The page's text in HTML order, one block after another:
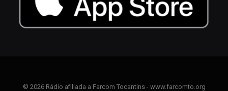
© 2026 Rádio afiliada a Farcom Tocantins - www.farcomto.org